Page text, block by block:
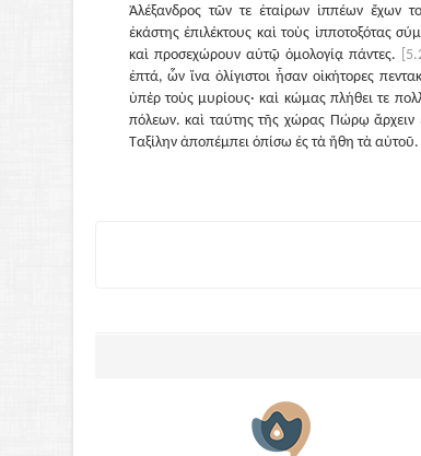
Ἀλέξανδρος τῶν τε ἑταίρων ἱππέων ἔχων
ἑκάστης ἐπιλέκτους καὶ τοὺς ἱπποτοξότας
καὶ προσεχώρουν αὐτῷ ὁμολογίᾳ πάντες.
ἑπτά, ὧν ἵνα ὀλίγιστοι ἦσαν οἰκήτορες
ὑπὲρ τοὺς μυρίους· καὶ κώμας πλήθει τε
πόλεων. καὶ ταύτης τῆς χώρας Πώρῳ ἄρχειν
Ταξίλην ἀποπέμπει ὀπίσω ἐς τὰ ἤθη τὰ αὑτοῦ.